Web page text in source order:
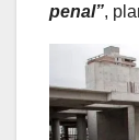
penal”,